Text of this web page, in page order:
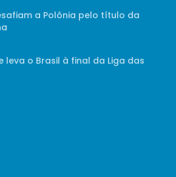
a Polônia pelo título da
leva o Brasil à final da Liga das